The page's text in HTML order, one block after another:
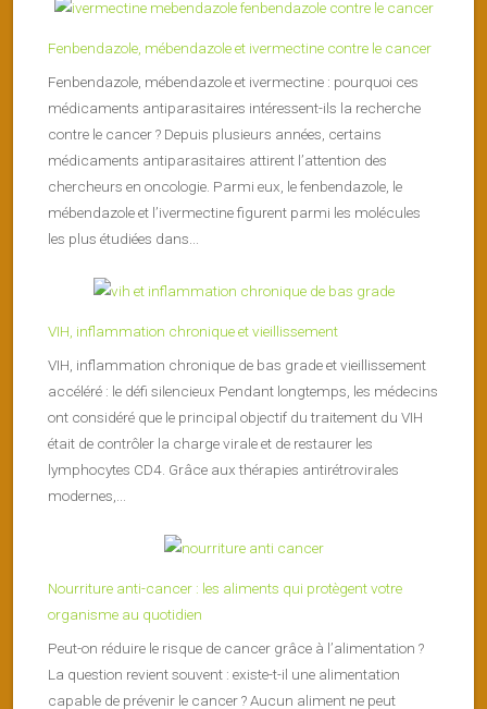
Fenbendazole, mébendazole et ivermectine contre le cancer
Fenbendazole, mébendazole et ivermectine : pourquoi ces
médicaments antiparasitaires intéressent-ils la recherche
contre le cancer ? Depuis plusieurs années, certains
médicaments antiparasitaires attirent l’attention des
chercheurs en oncologie. Parmi eux, le fenbendazole, le
mébendazole et l’ivermectine figurent parmi les molécules
les plus étudiées dans...
VIH, inflammation chronique et vieillissement
VIH, inflammation chronique de bas grade et vieillissement
accéléré : le défi silencieux Pendant longtemps, les médecins
ont considéré que le principal objectif du traitement du VIH
était de contrôler la charge virale et de restaurer les
lymphocytes CD4. Grâce aux thérapies antirétrovirales
modernes,...
Nourriture anti-cancer : les aliments qui protègent votre
organisme au quotidien
Peut-on réduire le risque de cancer grâce à l’alimentation ?
La question revient souvent : existe-t-il une alimentation
capable de prévenir le cancer ? Aucun aliment ne peut